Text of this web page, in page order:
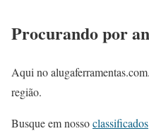
Procurando por
Aqui no
região.
Busque em nossoclassificados